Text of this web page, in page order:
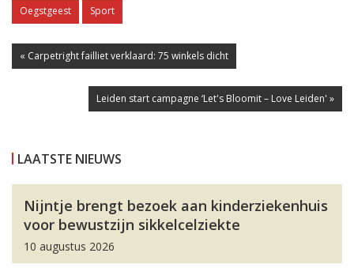
Oegstgeest Sport
« Carpetright failliet verklaard: 75 winkels dicht
Leiden start campagne ‘Let's Bloomit – Love Leiden' »
LAATSTE NIEUWS
Nijntje brengt bezoek aan kinderziekenhuis
voor bewustzijn sikkelcelziekte
10 augustus 2026